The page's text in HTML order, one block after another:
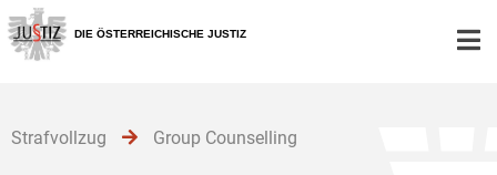
Zur
Hauptnavigation
[1]
Zum
Inhalt
[2]
Zum
Untermenü
[3]
DIE ÖSTERREICHISCHE JUSTIZ
Strafvollzug Group Counselling